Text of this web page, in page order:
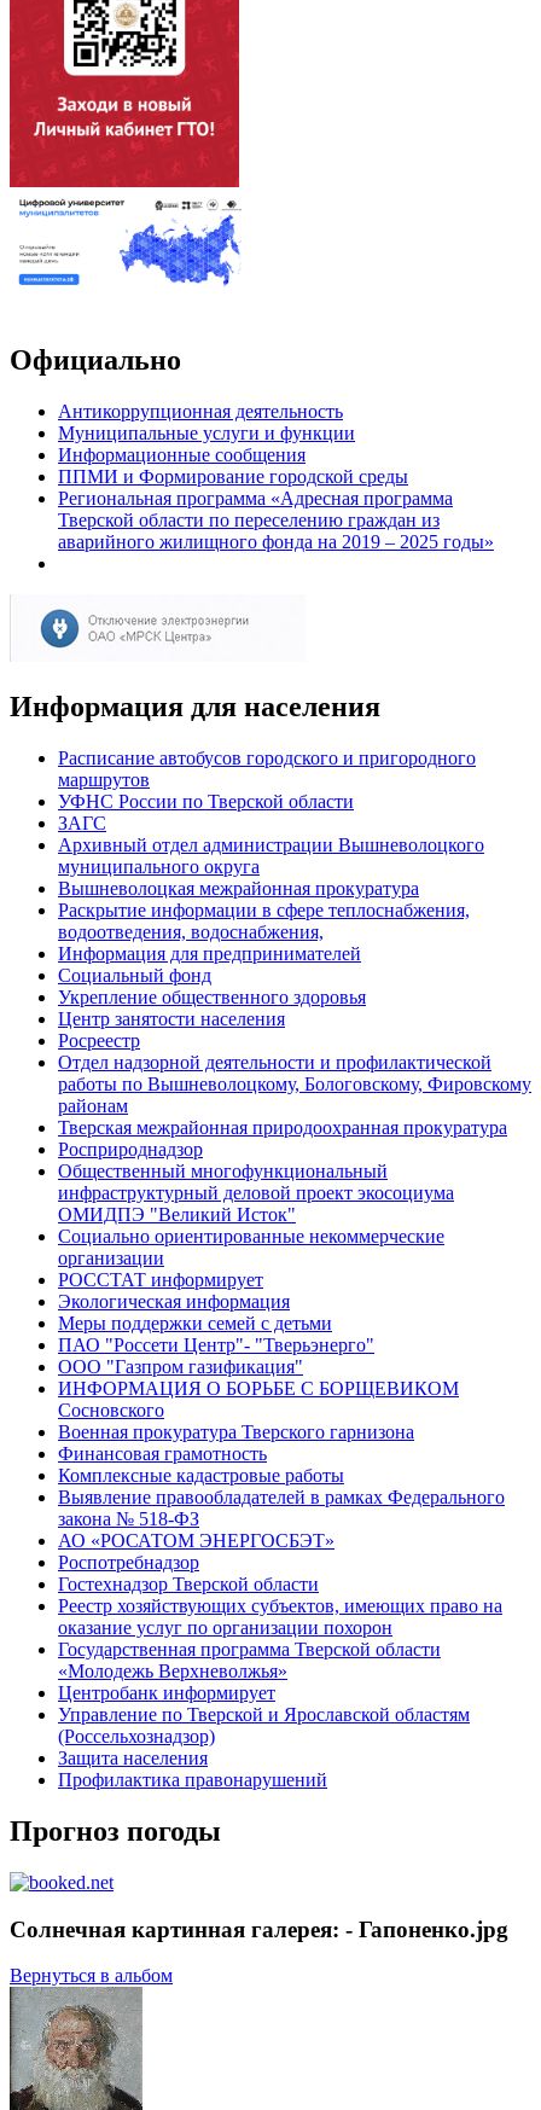
Официально
Антикоррупционная деятельность
Муниципальные услуги и функции
Информационные сообщения
ППМИ и Формирование городской среды
Региональная программа «Адресная программа
Тверской области по переселению граждан из
аварийного жилищного фонда на 2019 – 2025 годы»
Информация для населения
Расписание автобусов городского и пригородного
маршрутов
УФНС России по Тверской области
ЗАГС
Архивный отдел администрации Вышневолоцкого
муниципального округа
Вышневолоцкая межрайонная прокуратура
Раскрытие информации в сфере теплоснабжения,
водоотведения, водоснабжения,
Информация для предпринимателей
Социальный фонд
Укрепление общественного здоровья
Центр занятости населения
Росреестр
Отдел надзорной деятельности и профилактической
работы по Вышневолоцкому, Бологовскому, Фировскому
районам
Тверская межрайонная природоохранная прокуратура
Росприроднадзор
Общественный многофункциональный
инфраструктурный деловой проект экосоциума
ОМИДПЭ "Великий Исток"
Социально ориентированные некоммерческие
организации
РОССТАТ информирует
Экологическая информация
Меры поддержки семей с детьми
ПАО "Россети Центр"- "Тверьэнерго"
ООО "Газпром газификация"
ИНФОРМАЦИЯ О БОРЬБЕ С БОРЩЕВИКОМ
Сосновского
Военная прокуратура Тверского гарнизона
Финансовая грамотность
Комплексные кадастровые работы
Выявление правообладателей в рамках Федерального
закона № 518-ФЗ
АО «РОСАТОМ ЭНЕРГОСБЭТ»
Роспотребнадзор
Гостехнадзор Тверской области
Реестр хозяйствующих субъектов, имеющих право на
оказание услуг по организации похорон
Государственная программа Тверской области
«Молодежь Верхневолжья»
Центробанк информирует
Управление по Тверской и Ярославской областям
(Россельхознадзор)
Защита населения
Профилактика правонарушений
Прогноз погоды
Солнечная картинная галерея: - Гапоненко.jpg
Вернуться в альбом